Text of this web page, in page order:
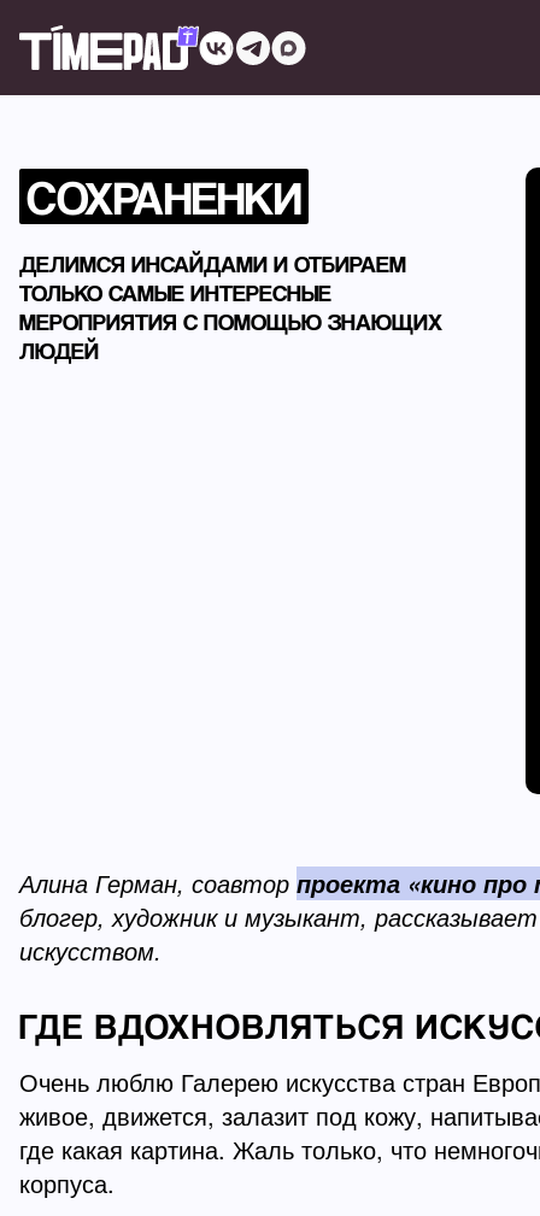
СОХРАНЕНКИ
ДЕЛИМСЯ ИНСАЙДАМИ И ОТБИРАЕМ
ТОЛЬКО САМЫЕ ИНТЕРЕСНЫЕ
МЕРОПРИЯТИЯ С ПОМОЩЬЮ ЗНАЮЩИХ
ЛЮДЕЙ
Алина Герман, соавтор проекта «кино про
блогер, художник и музыкант,
искусством.
ГДЕ ВДОХНОВЛЯТЬСЯ
Очень люблю Галерею искусства стран
живое, движется, залазит под кожу,
где какая картина. Жаль только, что
корпуса.